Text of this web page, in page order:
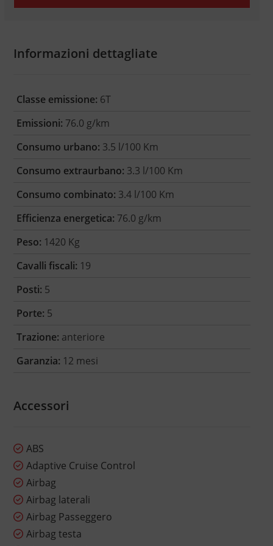
Informazioni dettagliate
Classe emissione: 6T
Emissioni: 76.0 g/km
Consumo urbano: 3.5 l/100 Km
Consumo extraurbano: 3.3 l/100 Km
Consumo combinato: 3.4 l/100 Km
Efficienza energetica: 76.0 g/km
Peso: 1420 Kg
Cavalli fiscali: 19
Posti: 5
Porte: 5
Trazione: anteriore
Garanzia: 12 mesi
Accessori
ABS
Adaptive Cruise Control
Airbag
Airbag laterali
Airbag Passeggero
Airbag testa